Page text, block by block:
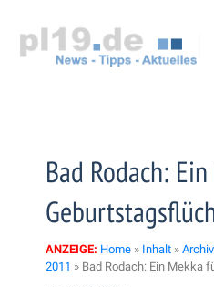
springen
Bad Rodach:
ANZEIGE: Home » Inhalt »
2011 » Bad Rodach: Ein Mekka